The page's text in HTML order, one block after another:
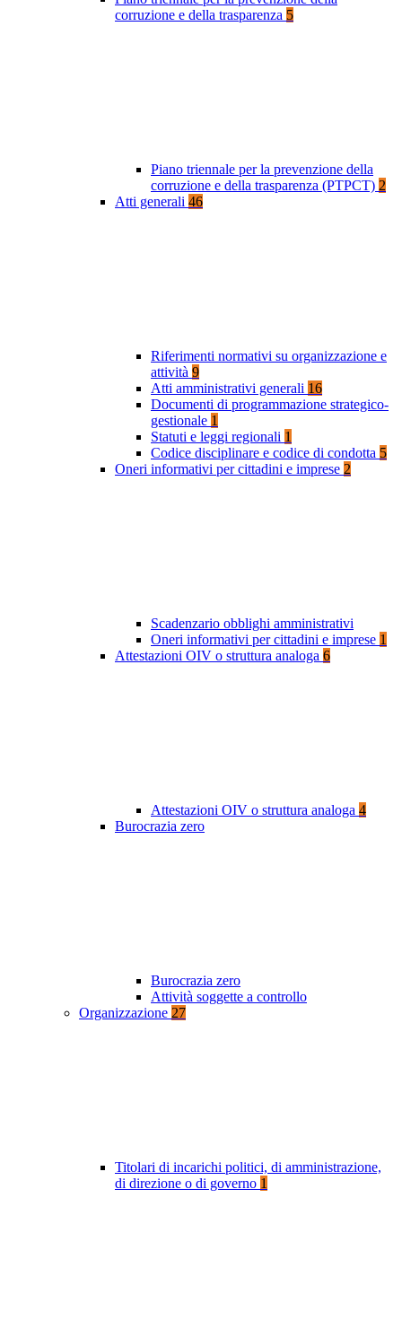
corruzione e della trasparenza 5
Piano triennale per la prevenzione della
corruzione e della trasparenza (PTPCT) 2
Atti generali 46
Riferimenti normativi su organizzazione e
attività 9
Atti amministrativi generali 16
Documenti di programmazione strategico-
gestionale 1
Statuti e leggi regionali 1
Codice disciplinare e codice di condotta 5
Oneri informativi per cittadini e imprese 2
Scadenzario obblighi amministrativi
Oneri informativi per cittadini e imprese 1
Attestazioni OIV o struttura analoga 6
Attestazioni OIV o struttura analoga 4
Burocrazia zero
Burocrazia zero
Attività soggette a controllo
Organizzazione 27
Titolari di incarichi politici, di amministrazione,
di direzione o di governo 1